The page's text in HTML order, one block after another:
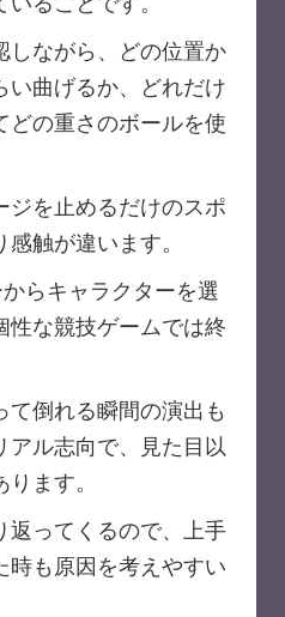
しながら、どの位置か
い曲げるか、どれだけ
どの重さのボールを使
ジを止めるだけのスポ
触が違います。
らキャラクターを選
性な競技ゲームでは終
て倒れる瞬間の演出も
アル志向で、見た目以
ます。
返ってくるので、上手
時も原因を考えやすい